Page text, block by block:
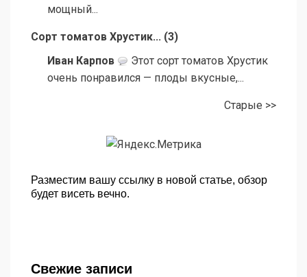
мощный...
Сорт томатов Хрустик... (3)
Иван Карпов
Этот сорт томатов Хрустик
очень понравился — плоды вкусные,...
Старые >>
Разместим вашу ссылку в новой статье, обзор
будет висеть вечно.
Свежие записи